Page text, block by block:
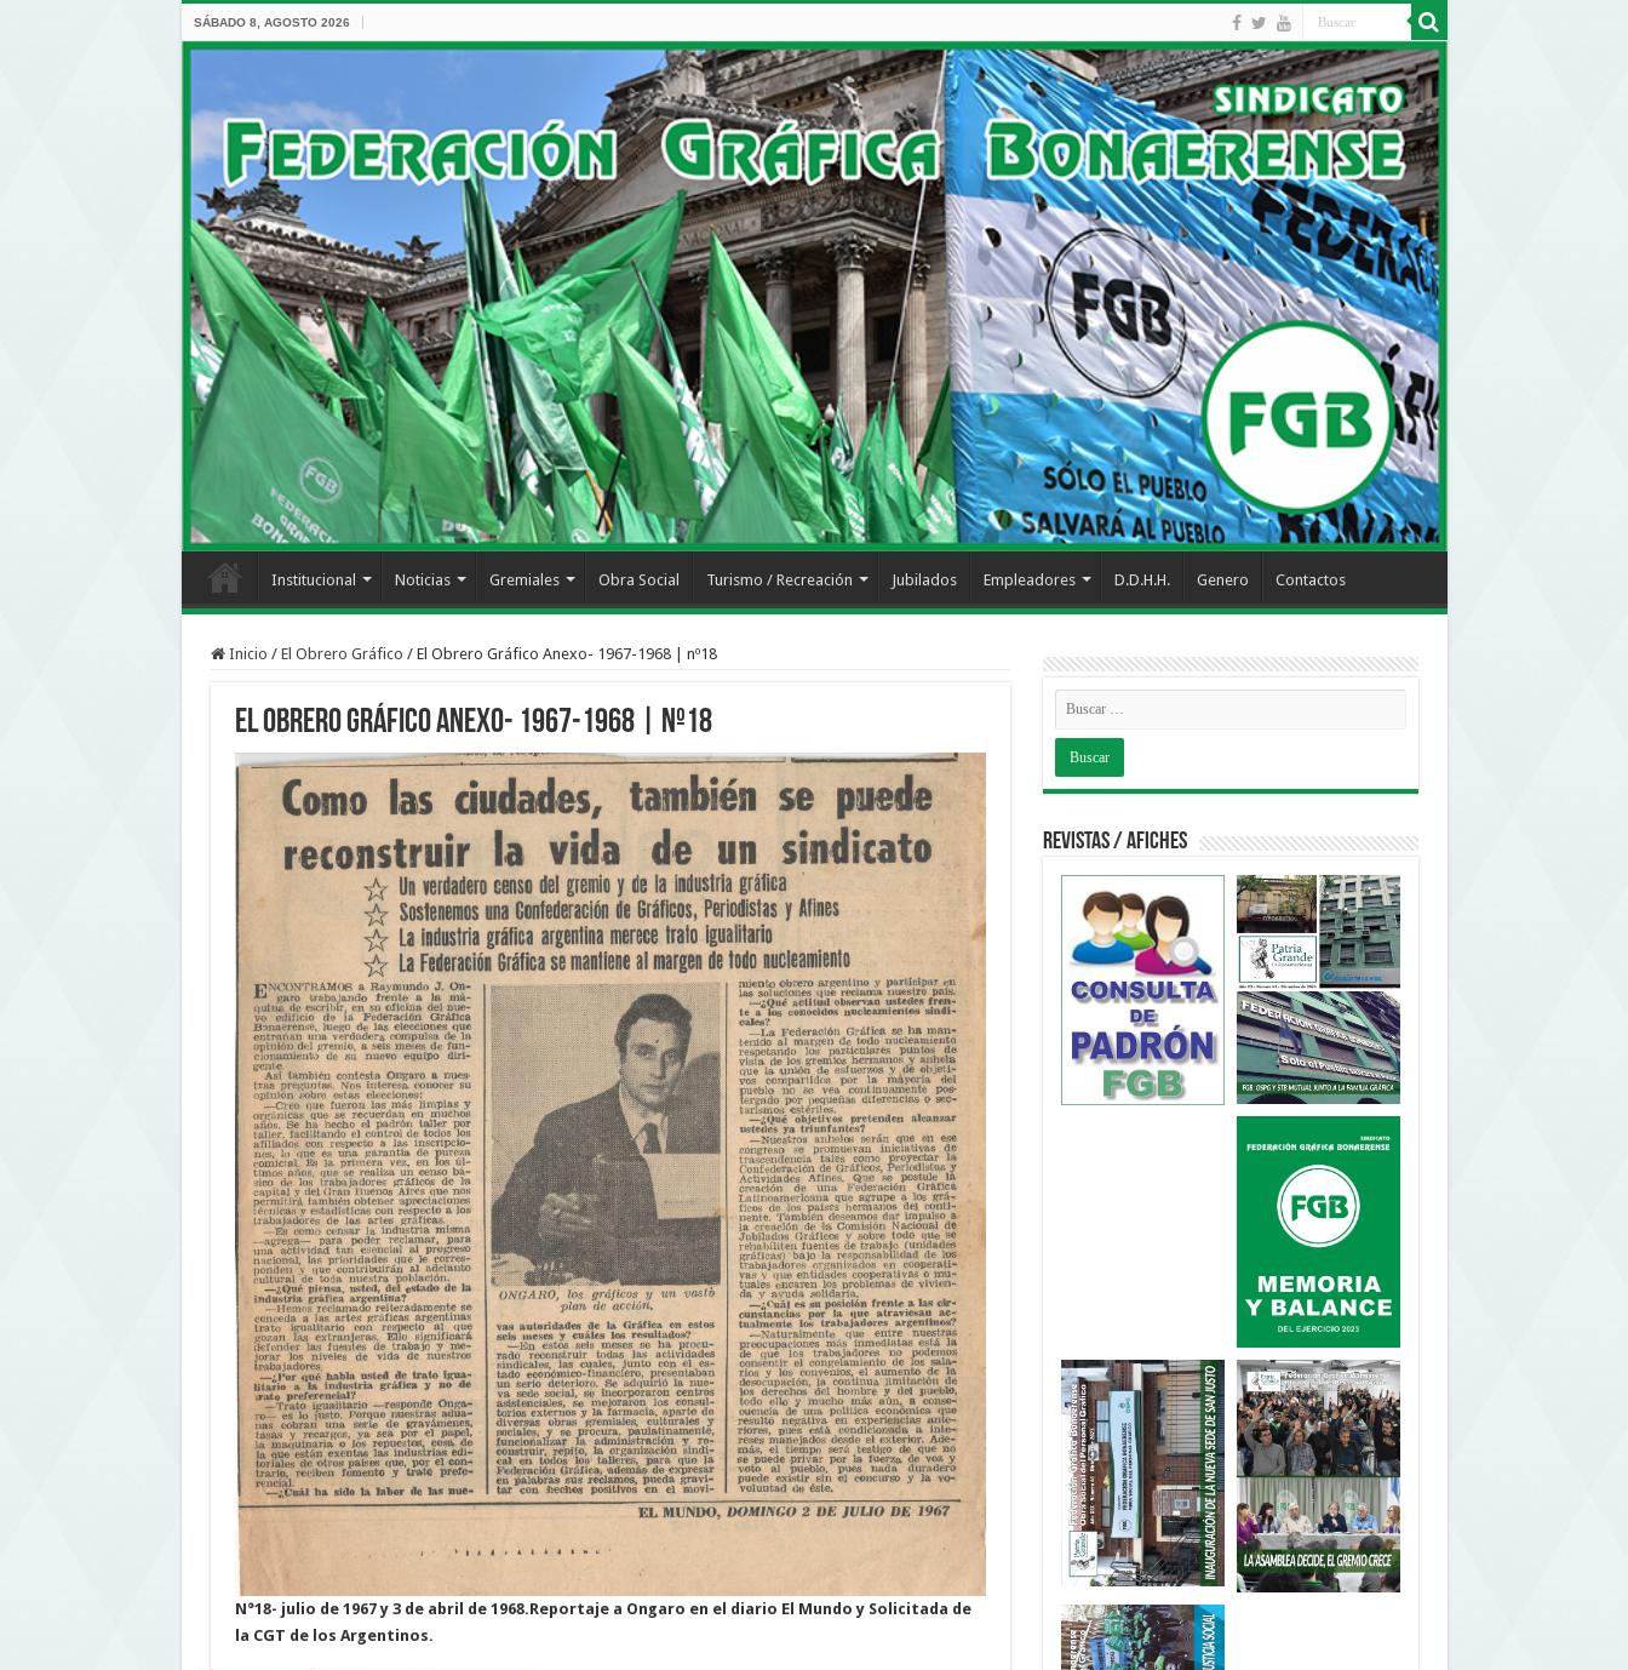
SÁBADO 8, AGOSTO 2026
Institucional Noticias Gremiales Obra Social Turismo / Recreación Jubilados Empleadores D.D.H.H. Genero Contactos
Inicio / El Obrero Gráfico / El Obrero Gráfico Anexo- 1967-1968 | nº18
El Obrero Gráfico Anexo- 1967-1968 | nº18
N°18- julio de 1967 y 3 de abril de 1968.Reportaje a Ongaro en el diario El Mundo y Solicitada de
la CGT de los Argentinos.
Revistas / Afiches